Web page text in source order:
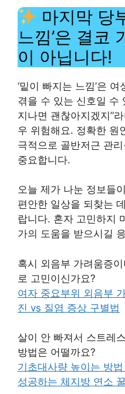
마지막 당
느낌’은 결코
이 아닙니다!
‘밑이 빠지는 느낌’은
겪을 수 있는 신호일 수
지나면 괜찮아지겠지”
우 위험해요. 정확한 원
극적으로 골반저근 관
중요합니다.
오늘 제가 나눈 정보들
편안한 일상을 되찾는
랍니다. 혼자 고민하지
가의 도움을 받으시길
혹시 외음부 가려움증
로 고민이신가요?
여자 중요부위 외음부
진 vs 질염 증상 구별법
살이 안 빠져서 스트레
방법은 어떨까요?
기초대사량 높이는 방
성공하는 체지방 연소